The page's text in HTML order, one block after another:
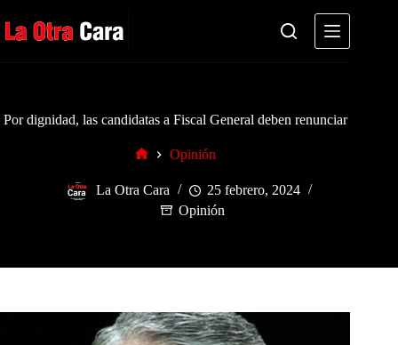
al
contenido
Por dignidad, las candidatas a Fiscal General deben renunciar
Opinión
La Otra Cara
25 febrero, 2024
Opinión